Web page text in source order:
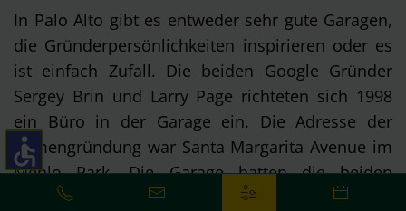
In Palo Alto gibt es entweder sehr gute Garagen,
die Gründerpersönlichkeiten inspirieren oder es
ist einfach Zufall. Die beiden Google Gründer
Sergey Brin und Larry Page richteten sich 1998
ein Büro in der Garage ein. Die Adresse der
Firmengründung war Santa Margarita Avenue im
Menlo Park. Die Garage hatten die beiden
Google-Gründer von keiner Geringeren als Susan